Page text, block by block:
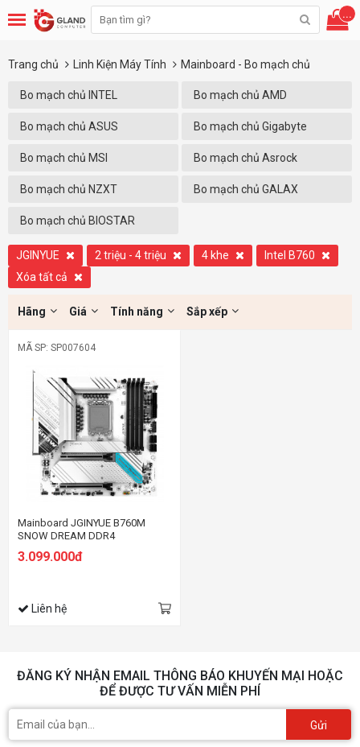
...
Trang chủ Linh Kiện Máy Tính Mainboard - Bo mạch chủ
Bo mạch chủ INTEL Bo mạch chủ AMD
Bo mạch chủ ASUS Bo mạch chủ Gigabyte
Bo mạch chủ MSI Bo mạch chủ Asrock
Bo mạch chủ NZXT Bo mạch chủ GALAX
Bo mạch chủ BIOSTAR
JGINYUE 2 triệu - 4 triệu 4 khe
Intel B760
Xóa tất cả
Hãng Giá Tính năng Sắp xếp
MÃ SP: SP007604
Mainboard JGINYUE B760M
SNOW DREAM DDR4
3.099.000đ
Liên hệ
ĐĂNG KÝ NHẬN EMAIL THÔNG BÁO KHUYẾN MẠI HOẶC
ĐỂ ĐƯỢC TƯ VẤN MIỄN PHÍ
Gửi